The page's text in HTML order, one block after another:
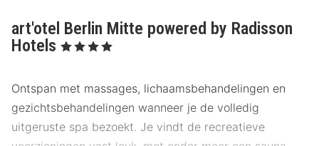
art'otel Berlin Mitte powered by Radisson
Hotels , 4 Sterren
Ontspan met massages, lichaamsbehandelingen en
gezichtsbehandelingen wanneer je de volledig
uitgeruste spa bezoekt. Je vindt de recreatieve